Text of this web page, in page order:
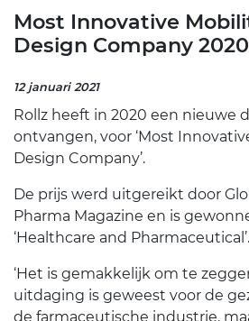
Most Innovative
Design Company 2020
12 januari 2021
Rollz heeft in 2020 een nieuwe
ontvangen, voor ‘Most
Design Company’.
De prijs werd uitgereikt door
Pharma Magazine en is
‘Healthcare and Pharmaceutical’.
‘Het is gemakkelijk om te
uitdaging is geweest voor de
de farmaceutische industrie,